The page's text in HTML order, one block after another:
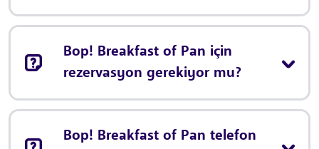
Bop! Breakfast of Pan için
rezervasyon gerekiyor mu?
Bop! Breakfast of Pan telefon